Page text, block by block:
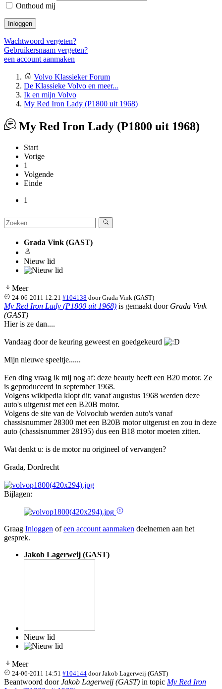
Onthoud mij
Inloggen
Wachtwoord vergeten?
Gebruikersnaam vergeten?
een account aanmaken
Volvo Klassieker Forum
De Klassieke Volvo en meer...
Ik en mijn Volvo
My Red Iron Lady (P1800 uit 1968)
My Red Iron Lady (P1800 uit 1968)
Start
Vorige
1
Volgende
Einde
1
Grada Vink (GAST)
Nieuw lid
Meer
24-06-2011 12:21 #104138 doorGrada Vink (GAST)
My Red Iron Lady (P1800 uit 1968) is gemaakt door Grada Vink
(GAST)
Hier is ze dan....
Vandaag door de keuring geweest en goedgekeurd
Mijn nieuwe speeltje......
Een ding vraag ik mij nog af: deze beauty heeft een B20 motor. Ze
is geproduceerd in september 1968.
Volgens wikipedia klopt dit; vanaf augustus 1968 werden deze
auto's uitgerust met een B20B motor.
Volgens de site van de Volvoclub werden auto's vanaf
chassisnummer 28300 met een B20B motor uitgerust en zou in deze
auto (chassisnummer 28195) dus een B18 motor moeten zitten.
Wat denkt u: is de motor nu origineel of vervangen?
Grada, Dordrecht
Bijlagen:
Graag Inloggen ofeen account aanmaken deelnemen aan het
gesprek.
Jakob Lagerweij (GAST)
Nieuw lid
Meer
24-06-2011 14:51 #104144 doorJakob Lagerweij (GAST)
Beantwoord doorJakob Lagerweij (GAST) in topic My Red Iron